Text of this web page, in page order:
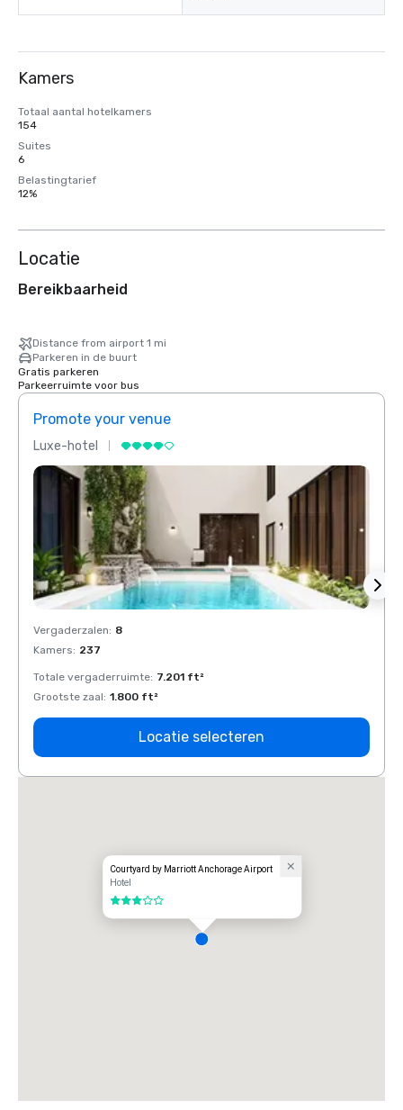
Kamers
Totaal aantal hotelkamers
154
Suites
6
Belastingtarief
12%
Locatie
Bereikbaarheid
Distance from airport 1 mi
Parkeren in de buurt
Gratis parkeren
Parkeerruimte voor bus
Promote your venue
Luxe-hotel
Vergaderzalen: 8
Kamers: 237
Totale vergaderruimte: 7.201 ft²
Grootste zaal: 1.800 ft²
Locatie selecteren
Courtyard by Marriott Anchorage Airport
Hotel
3 van 5